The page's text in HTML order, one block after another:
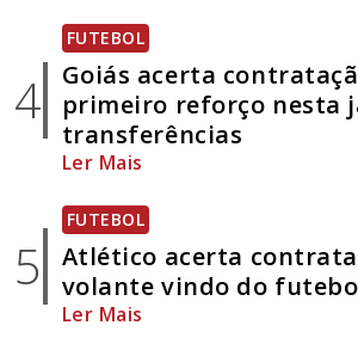
4
FUTEBOL
Goiás acerta
primeiro reforço nesta
transferências
Ler Mais
5
FUTEBOL
Atlético acerta
volante vindo do
Ler Mais